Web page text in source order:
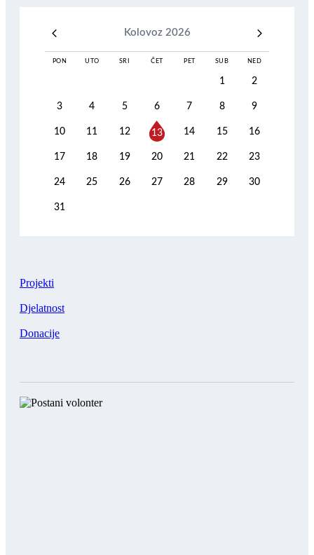
Kolovoz 2026
PON UTO SRI ČET PET SUB NED
1 2
3 4 5 6 7 8 9
10 11 12 13 14 15 16
17 18 19 20 21 22 23
24 25 26 27 28 29 30
31
Projekti
Djelatnost
Donacije